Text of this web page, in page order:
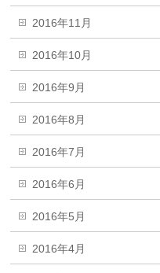
2016年11月
2016年10月
2016年9月
2016年8月
2016年7月
2016年6月
2016年5月
2016年4月